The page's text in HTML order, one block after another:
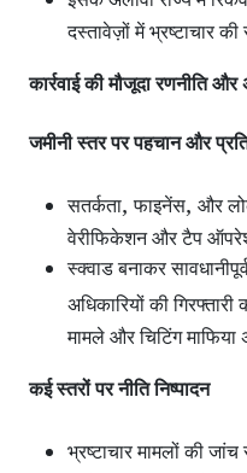
दस्तावेज़ों में भ्रष्टाचार
कार्रवाई की मौजूदा रणनीति
जमीनी स्तर पर पहचान और
सतर्कता,फाइनेंस, और
वेरीफिकेशन और टैप
स्क्वाड बनाकर
अधिकारियों की गिरफ्तारी
मामले और चिटिंग
कई स्तरों पर नीति निष्पादन
भ्रष्टाचार मामलों की